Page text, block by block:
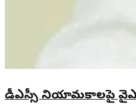
డీఎస్సీ నియామకాలపై